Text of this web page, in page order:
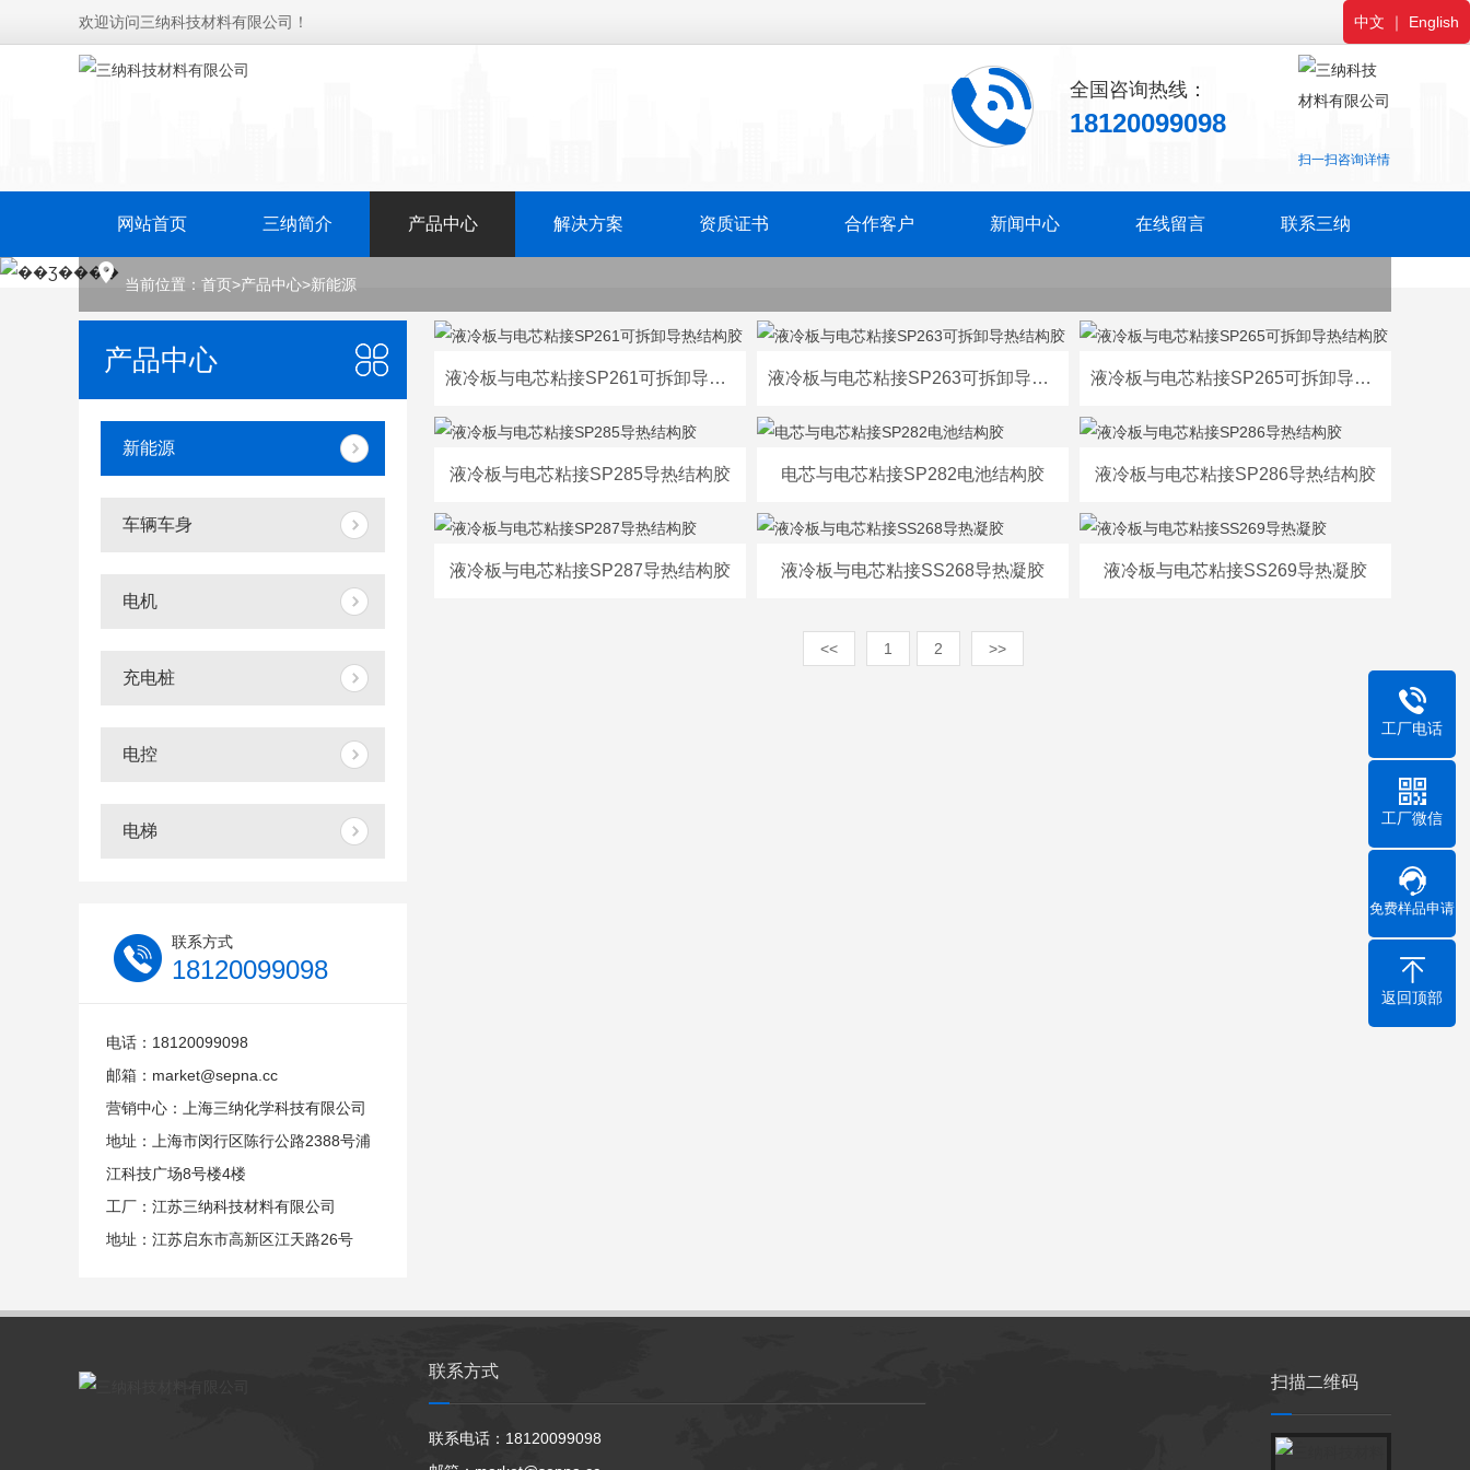
欢迎访问三纳科技材料有限公司！ 中文 ｜ English
扫一扫咨询详情
全国咨询热线：
18120099098
网站首页 三纳简介 产品中心 解决方案 资质证书 合作客户 新闻中心 在线留言 联系三纳
当前位置： 首页>产品中心>新能源
产品中心
新能源
车辆车身
电机
充电桩
电控
电梯
联系方式
18120099098
电话：18120099098
邮箱：market@sepna.cc
营销中心：上海三纳化学科技有限公司
地址：上海市闵行区陈行公路2388号浦
江科技广场8号楼4楼
工厂：江苏三纳科技材料有限公司
地址：江苏启东市高新区江天路26号
液冷板与电芯粘接SP261可拆卸导热结构胶 液冷板与电芯粘接SP263可拆卸导热结构胶 液冷板与电芯粘接SP265可拆卸导热结构胶
液冷板与电芯粘接SP285导热结构胶 电芯与电芯粘接SP282电池结构胶 液冷板与电芯粘接SP286导热结构胶
液冷板与电芯粘接SP287导热结构胶 液冷板与电芯粘接SS268导热凝胶 液冷板与电芯粘接SS269导热凝胶
<< 1 2 >>
联系方式
联系电话：18120099098
扫描二维码
工厂电话
工厂微信
免费样品申请
返回顶部